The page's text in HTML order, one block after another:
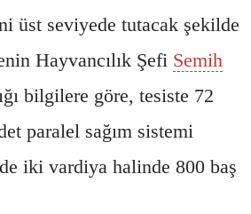
üst seviyede tutacak şekilde
Hayvancılık Şefi Semih
bilgilere göre, tesiste 72
paralel sağım sistemi
iki vardiya halinde 800 baş